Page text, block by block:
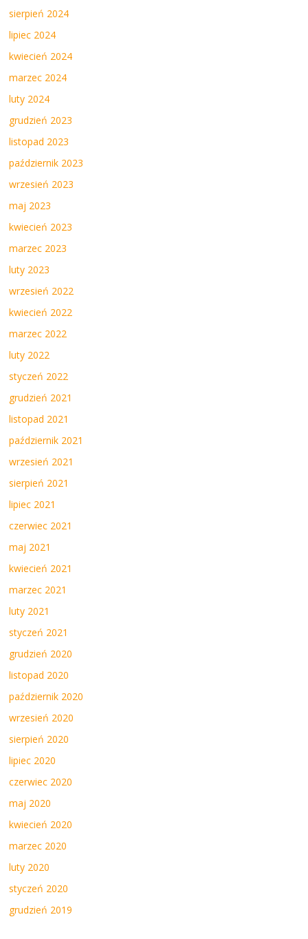
sierpień 2024
lipiec 2024
kwiecień 2024
marzec 2024
luty 2024
grudzień 2023
listopad 2023
październik 2023
wrzesień 2023
maj 2023
kwiecień 2023
marzec 2023
luty 2023
wrzesień 2022
kwiecień 2022
marzec 2022
luty 2022
styczeń 2022
grudzień 2021
listopad 2021
październik 2021
wrzesień 2021
sierpień 2021
lipiec 2021
czerwiec 2021
maj 2021
kwiecień 2021
marzec 2021
luty 2021
styczeń 2021
grudzień 2020
listopad 2020
październik 2020
wrzesień 2020
sierpień 2020
lipiec 2020
czerwiec 2020
maj 2020
kwiecień 2020
marzec 2020
luty 2020
styczeń 2020
grudzień 2019